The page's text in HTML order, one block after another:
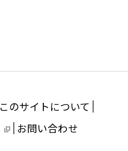
このサイトについて
お問い合わせ